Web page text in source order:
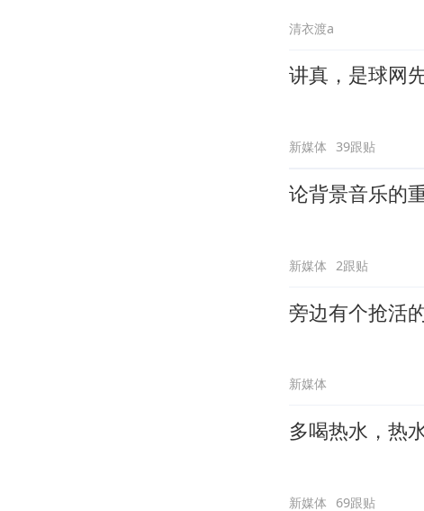
清衣渡a
讲真，是球网
新媒体 39跟贴
论背景音乐的
新媒体 2跟贴
旁边有个抢活
新媒体
多喝热水，热
新媒体 69跟贴